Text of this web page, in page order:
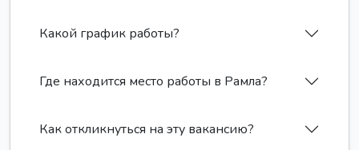
Какой график работы?
Где находится место работы в Рамла?
Как откликнуться на эту вакансию?